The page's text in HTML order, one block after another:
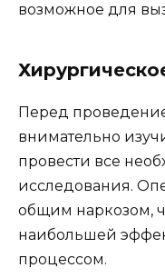
возможное для
Перед
внимательно
провести все
исследования.
общим наркозом,
наибольшей
процессом.